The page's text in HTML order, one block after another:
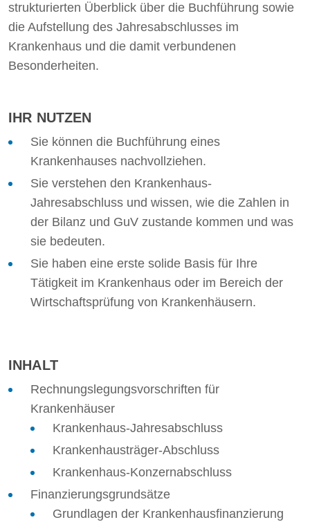
strukturierten Überblick über die Buchführung sowie
die Aufstellung des Jahresabschlusses im
Krankenhaus und die damit verbundenen
Besonderheiten.
IHR NUTZEN
Sie können die Buchführung eines
Krankenhauses nachvollziehen.
Sie verstehen den Krankenhaus-
Jahresabschluss und wissen, wie die Zahlen in
der Bilanz und GuV zustande kommen und was
sie bedeuten.
Sie haben eine erste solide Basis für Ihre
Tätigkeit im Krankenhaus oder im Bereich der
Wirtschaftsprüfung von Krankenhäusern.
INHALT
Rechnungslegungsvorschriften für
Krankenhäuser
Krankenhaus-Jahresabschluss
Krankenhausträger-Abschluss
Krankenhaus-Konzernabschluss
Finanzierungsgrundsätze
Grundlagen der Krankenhausfinanzierung